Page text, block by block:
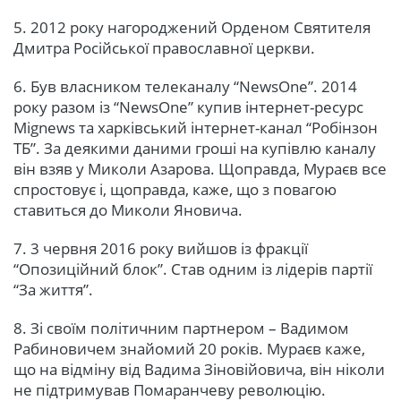
5. 2012 року нагороджений Орденом Святителя
Дмитра Російської православної церкви.
6. Був власником телеканалу “NewsOne”. 2014
року разом із “NewsOne” купив інтернет-ресурс
Mignews та харківський інтернет-канал “Робінзон
ТБ”. За деякими даними гроші на купівлю каналу
він взяв у Миколи Азарова. Щоправда, Мураєв все
спростовує і, щоправда, каже, що з повагою
ставиться до Миколи Яновича.
7. 3 червня 2016 року вийшов із фракції
“Опозиційний блок”. Став одним із лідерів партії
“За життя”.
8. Зі своїм політичним партнером – Вадимом
Рабиновичем знайомий 20 років. Мураєв каже,
що на відміну від Вадима Зіновійовича, він ніколи
не підтримував Помаранчеву революцію.